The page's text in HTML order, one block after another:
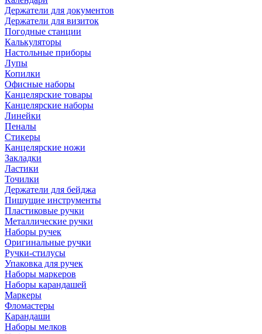
Держатели для документов
Держатели для визиток
Погодные станции
Калькуляторы
Настольные приборы
Лупы
Копилки
Офисные наборы
Канцелярские товары
Канцелярские наборы
Линейки
Пеналы
Стикеры
Канцелярские ножи
Закладки
Ластики
Точилки
Держатели для бейджа
Пишущие инструменты
Пластиковые ручки
Металлические ручки
Наборы ручек
Оригинальные ручки
Ручки-стилусы
Упаковка для ручек
Наборы маркеров
Наборы карандашей
Маркеры
Фломастеры
Карандаши
Наборы мелков